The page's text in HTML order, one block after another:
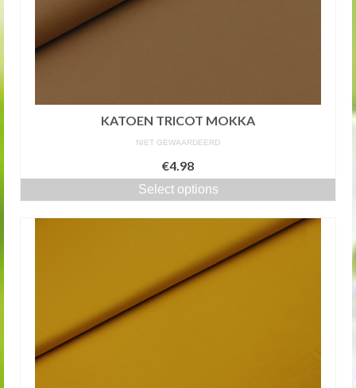
KATOEN TRICOT MOKKA
NIET GEWAARDEERD
€4.98
Select options